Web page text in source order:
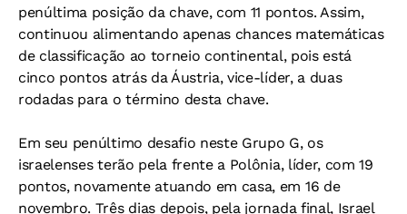
penúltima posição da chave, com 11 pontos. Assim,
continuou alimentando apenas chances matemáticas
de classificação ao torneio continental, pois está
cinco pontos atrás da Áustria, vice-líder, a duas
rodadas para o término desta chave.
Em seu penúltimo desafio neste Grupo G, os
israelenses terão pela frente a Polônia, líder, com 19
pontos, novamente atuando em casa, em 16 de
novembro. Três dias depois, pela jornada final, Israel